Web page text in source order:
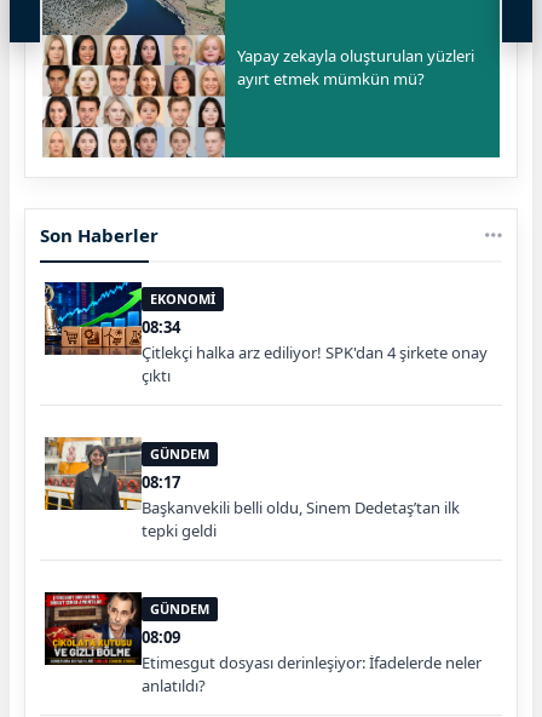
Yapay zekayla oluşturulan yüzleri
ayırt etmek mümkün mü?
Son Haberler
EKONOMİ
08:34
Çitlekçi halka arz ediliyor! SPK'dan 4 şirkete onay
çıktı
GÜNDEM
08:17
Başkanvekili belli oldu, Sinem Dedetaş’tan ilk
tepki geldi
GÜNDEM
08:09
Etimesgut dosyası derinleşiyor: İfadelerde neler
anlatıldı?